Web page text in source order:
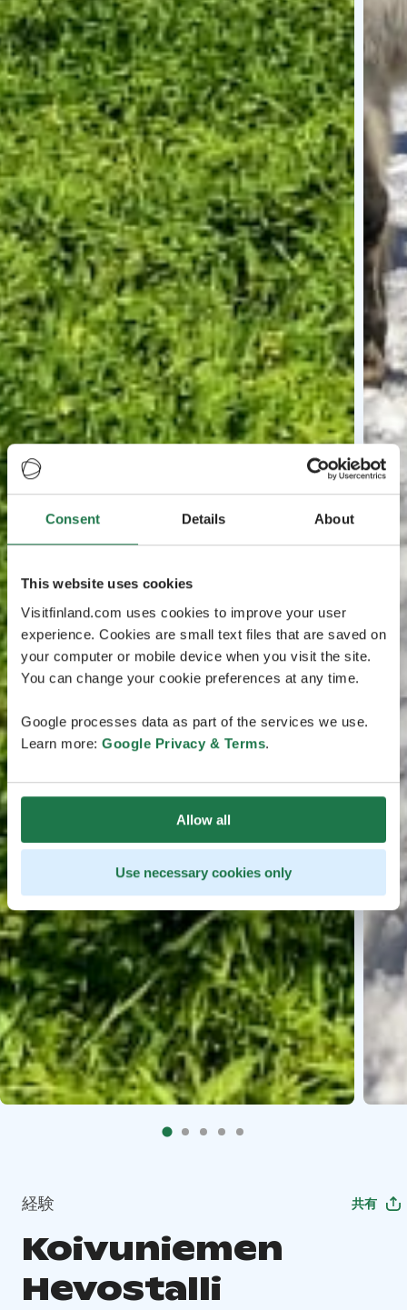
Consent Details About
This website uses cookies
Visitfinland.com uses cookies to improve your user
experience. Cookies are small text files that are saved on
your computer or mobile device when you visit the site.
You can change your cookie preferences at any time.
Google processes data as part of the services we use.
Learn more: Google Privacy & Terms.
Allow all
Use necessary cookies only
経験 共有
Koivuniemen
Hevostalli